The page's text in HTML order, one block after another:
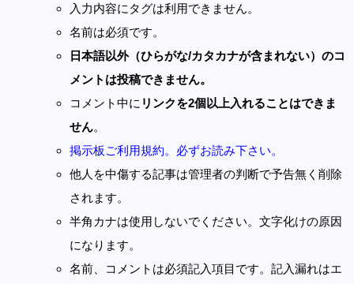
入力内容にタグは利用できません。
名前は必須です。
日本語以外（ひらがな/カタカナが含まれない）のコ
メントは投稿できません。
コメント中に リンクを2個以上入れることはできま
せん。
掲示板ご利用規約。必ずお読み下さい。
他人を中傷する記事は管理者の判断で予告無く削除
されます。
半角カナは使用しないでください。文字化けの原因
になります。
名前、コメントは必須記入項目です。記入漏れはエ